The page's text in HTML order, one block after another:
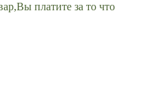
платите за то что